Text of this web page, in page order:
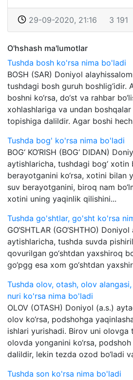
29-09-2020, 21:16 3 191
O'hshash ma'lumotlar
Tushda bosh ko'rsa nima bo'ladi
BOSH (SAR) Doniyol
tushdagi bosh guruh boshlig‘idir.
boshni ko‘rsa, do‘st va rahbar
xohlashlariga va undan
topishiga dalildir. Agar boshi
Tushda bog' ko'rsa nima bo'ladi
BOG‘ KO‘RISH (BOG‘ DIDAN)
aytishlaricha, tushdagi bog‘ xotin
berayotganini ko‘rsa, xotini bilan
suv berayotganini, biroq nam
xotini uning yaqinlik qilishini...
Tushda go'shtlar, go'sht ko'rsa
GO‘SHTLAR (GO‘SHTHO)
aytishlaricha, tushda suvda
qovurilgan go‘shtdan yaxshiroq
go‘pgg esa xom go‘shtdan
Tushda olov, otash, olov
nuri ko'rsa nima bo'ladi
OLOV (OTASH) Doniyol (a.s.)
olov ko‘rsa, podshohga
ishlari yurishadi. Birov uni olovga
olovda yonganini ko‘rsa,
dalildir, lekin tezda ozod bo‘ladi
Tushda son ko'rsa nima bo'ladi